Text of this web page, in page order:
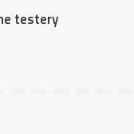
testery